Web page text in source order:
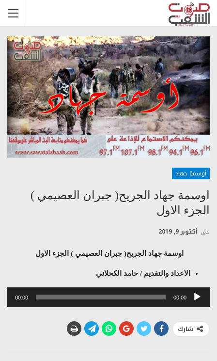
أوسمة جهاد
اوسمة جهاد الجريح( جبران العصيمي )
الجزء الاول
في أكتوبر 9, 2019
اوسمة جهاد الجريح( جبران العصيمي ) الجزء الاول
الاعداد والتقديم / حامد الكحلاني
مشغل
00:00
00:00
شارك